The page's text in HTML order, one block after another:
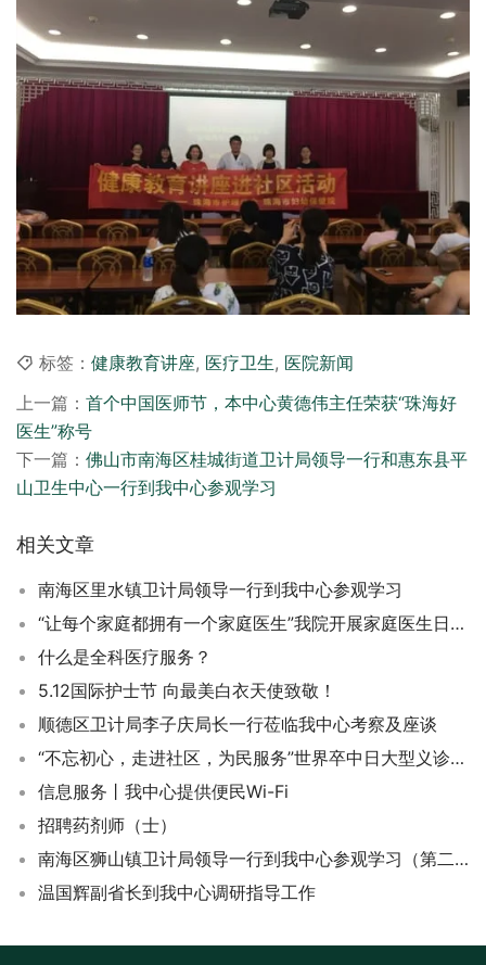
标签： 健康教育讲座, 医疗卫生, 医院新闻
上一篇： 首个中国医师节，本中心黄德伟主任荣获“珠海好
医生”称号
下一篇： 佛山市南海区桂城街道卫计局领导一行和惠东县平
山卫生中心一行到我中心参观学习
相关文章
南海区里水镇卫计局领导一行到我中心参观学习
“让每个家庭都拥有一个家庭医生”我院开展家庭医生日宣传咨询活动
什么是全科医疗服务？
5.12国际护士节 向最美白衣天使致敬！
顺德区卫计局李子庆局长一行莅临我中心考察及座谈
“不忘初心，走进社区，为民服务”世界卒中日大型义诊咨询活动
信息服务丨我中心提供便民Wi-Fi
招聘药剂师（士）
南海区狮山镇卫计局领导一行到我中心参观学习（第二批）
温国辉副省长到我中心调研指导工作